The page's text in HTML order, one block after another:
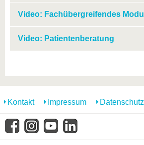
Video: Fachübergreifendes Modul
Video: Patientenberatung
Kontakt Impressum Datenschutz